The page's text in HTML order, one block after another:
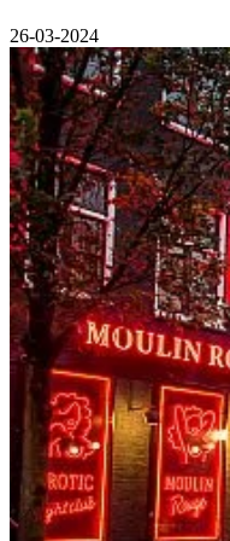
26-03-2024